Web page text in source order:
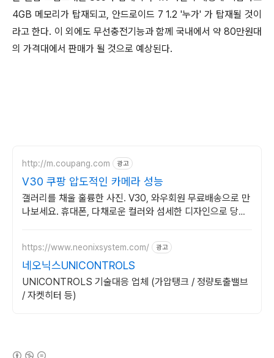
4GB 메모리가 탑재되고, 안드로이드 7 1.2 '누가' 가 탑재될 것이
라고 한다. 이 외에도 무선충전기능과 함께 국내에서 약 80만원대
의 가격대에서 판매가 될 것으로 예상된다.
http://m.coupang.com 광고
V30 쿠팡 압도적인 카메라 성능
갤러리를 채울 훌륭한 사진. V30, 와우회원 무료배송으로 만
나보세요. 휴대폰, 다채로운 컬러와 섬세한 디자인으로 당신
https://www.neonixsystem.com/ 광고
네오닉스UNICONTROLS
UNICONTROLS 기술대응 업체 (가압탱크 / 정량토출밸브
/ 자켓히터 등)